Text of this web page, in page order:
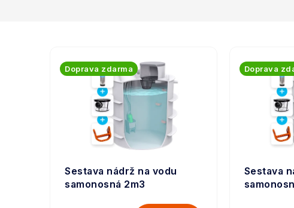
ý
Sestava nádrž na vodu
samonosná 2m3
Doprava zdarma
Sestava
Doprava